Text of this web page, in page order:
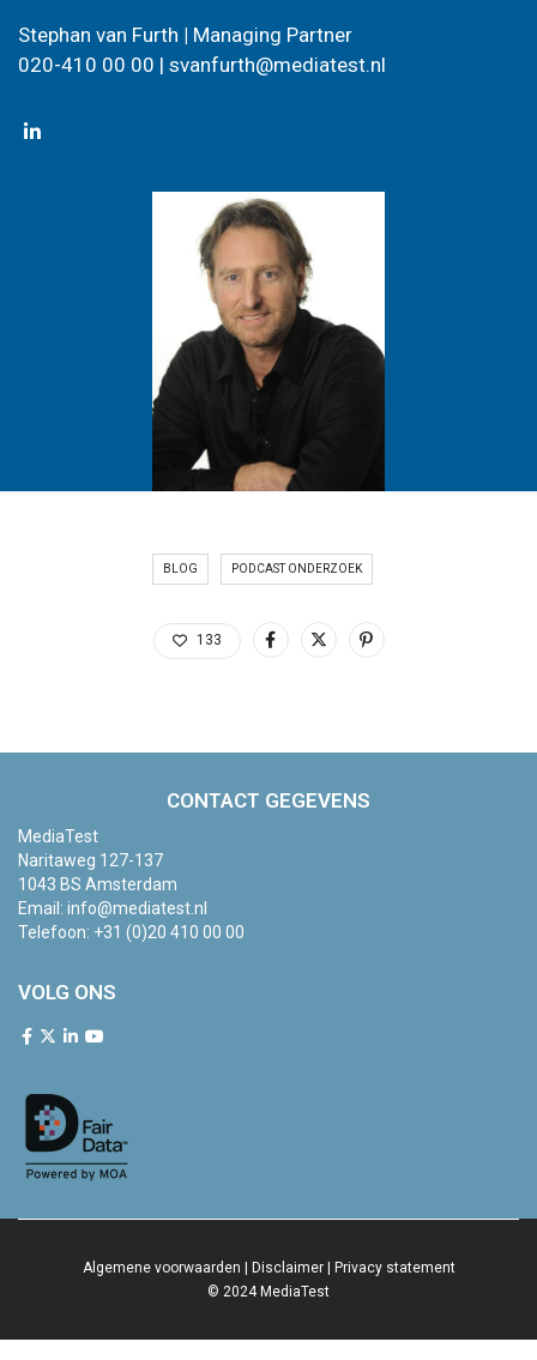
Stephan van Furth | Managing Partner
020-410 00 00 | svanfurth@mediatest.nl
BLOG PODCAST ONDERZOEK
133
CONTACT GEGEVENS
MediaTest
Naritaweg 127-137
1043 BS Amsterdam
Email: info@mediatest.nl
Telefoon: +31 (0)20 410 00 00
VOLG ONS
Algemene voorwaarden | Disclaimer| Privacy statement
© 2024 MediaTest